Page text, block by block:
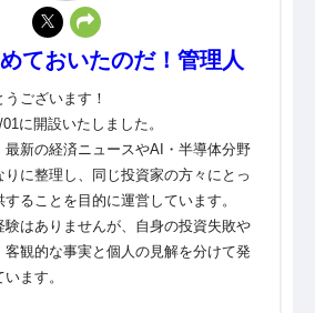
ておいたのだ！管理人
ございます！
に開設いたしました。
最新の経済ニュースやAI・半導体分野
に整理し、同じ投資家の方々にとっ
ることを目的に運営しています。
験はありませんが、自身の投資失敗や
客観的な事実と個人の見解を分けて発
ます。